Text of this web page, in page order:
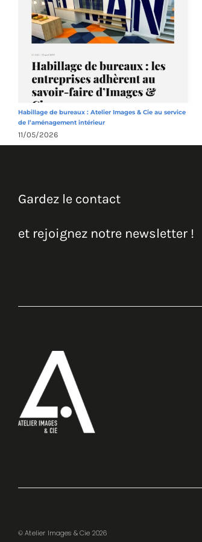
Habillage de bureaux : Atelier Images & Cie au service
de l’aménagement intérieur
11/05/2026
Gardez le contact
et rejoignez notre newsletter !
© Atelier Images & Cie 2026